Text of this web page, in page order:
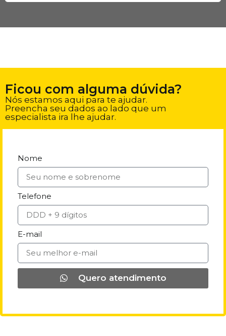
Ficou com alguma dúvida?
Nós estamos aqui para te ajudar.
Preencha seu dados ao lado que um
especialista ira lhe ajudar.
Nome
Telefone
E-mail
Quero atendimento